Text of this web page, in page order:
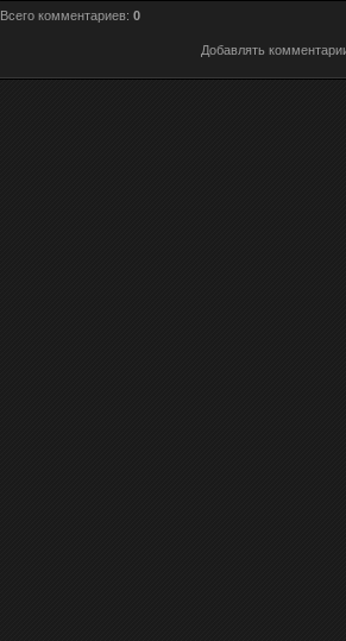
Всего комментариев: 0
Добавлять